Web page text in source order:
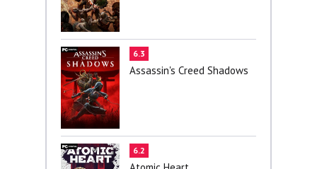
6.3
Assassin's Creed Shadows
6.2